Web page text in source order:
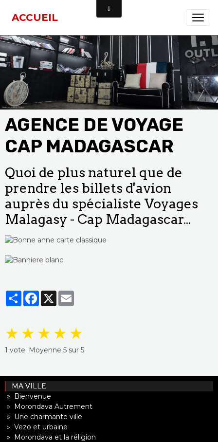
ACCUEIL
AGENCE DE VOYAGE
CAP MADAGASCAR
Quoi de plus naturel que de
prendre les billets d'avion
auprès du spécialiste Voyages
Malagasy - Cap Madagascar...
PartagerFacebook
X
★ ★ ★ ★ ★
1 vote. Moyenne 5 sur 5.
MA VILLE
» Bienvenue
» Morondava Autrement
» Une charmante ville
» Vezo et urbaine
» Morondava et la réligion